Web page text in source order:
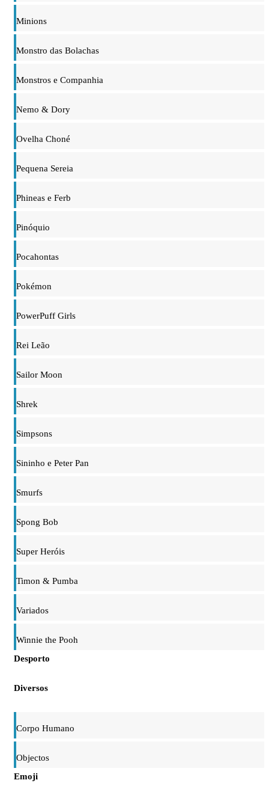
Minions
Monstro das Bolachas
Monstros e Companhia
Nemo & Dory
Ovelha Choné
Pequena Sereia
Phineas e Ferb
Pinóquio
Pocahontas
Pokémon
PowerPuff Girls
Rei Leão
Sailor Moon
Shrek
Simpsons
Sininho e Peter Pan
Smurfs
Spong Bob
Super Heróis
Timon & Pumba
Variados
Winnie the Pooh
Desporto
Diversos
Corpo Humano
Objectos
Emoji